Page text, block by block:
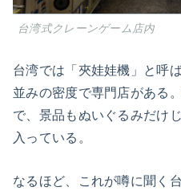
台湾式クレーンゲーム店内
台湾では「夾娃娃機」と呼
並みの密度で専門店がある
で、景品もぬいぐるみだけ
入っている。
なるほど、これが噂に聞く